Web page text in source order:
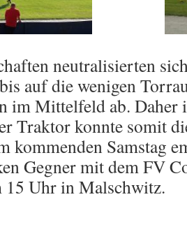
neutralisierten
auf die wenigen
im Mittelfeld ab. Daher
Traktor konnte somit
kommenden Samstag
Gegner mit dem FV
15 Uhr in Malschwitz.